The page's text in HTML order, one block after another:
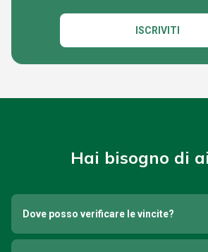
ISCRIVITI
Hai bisogno di
Dove posso verificare le vincite?